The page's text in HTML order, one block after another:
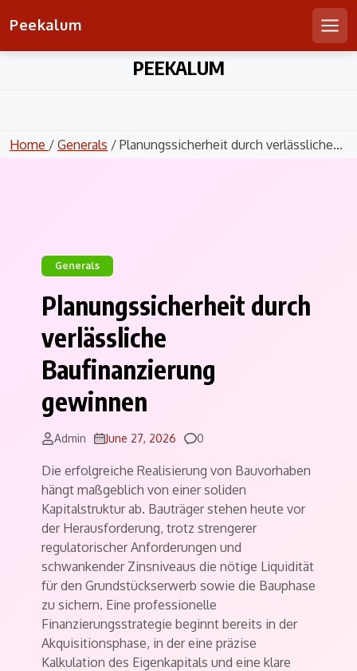
Peekalum
PEEKALUM
Home / Generals / Planungssicherheit durch verlässliche...
Generals
Planungssicherheit durch
verlässliche
Baufinanzierung
gewinnen
Admin June 27, 2026 Comments
0
Die erfolgreiche Realisierung von Bauvorhaben
hängt maßgeblich von einer soliden
Kapitalstruktur ab. Bauträger stehen heute vor
der Herausforderung, trotz strengerer
regulatorischer Anforderungen und
schwankender Zinsniveaus die nötige Liquidität
für den Grundstückserwerb sowie die Bauphase
zu sichern. Eine professionelle
Finanzierungsstrategie beginnt bereits in der
Akquisitionsphase, in der eine präzise
Kalkulation des Eigenkapitals und eine klare